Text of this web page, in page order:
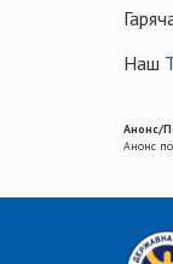
Наш
Анонс/
Анонс